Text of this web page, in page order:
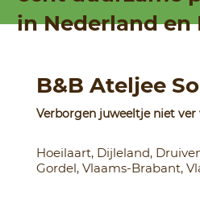
Verborgen juweeltje niet ver
Hoeilaart, Dijleland,
Gordel, Vlaams-Brabant,
B&B Ateljee
in Nederland en